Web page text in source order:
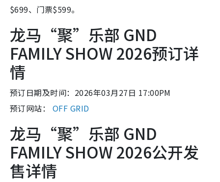
$699、门票$599。
龙马“聚”乐部 GND
FAMILY SHOW 2026预订详
情
预订日期及时间：2026年03月27日 17:00PM
预订网站： OFF GRID
龙马“聚”乐部 GND
FAMILY SHOW 2026公开发
售详情